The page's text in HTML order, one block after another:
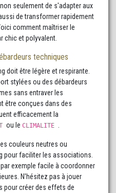
seulement de s'adapter aux
de transformer rapidement
comment maîtriser le
chic et polyvalent.
techniques
doit être légère et respirante.
stylées ou des débardeurs
sans entraver les
être conçues dans des
efficacement la
ou le CLIMALITE
couleurs neutres ou
pour faciliter les associations.
exemple facile à coordonner
N'hésitez pas à jouer
pour créer des effets de